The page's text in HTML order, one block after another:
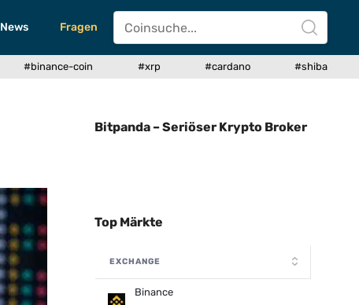
News Fragen
#binance-coin #xrp #cardano #shiba
Bitpanda – Seriöser Krypto Broker
Top Märkte
EXCHANGE
Binance